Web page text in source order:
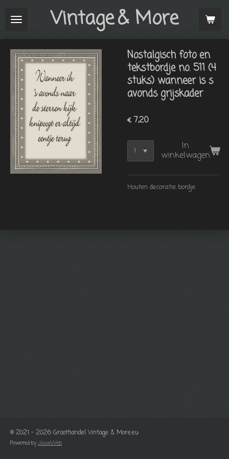
direct
hoofdinhoud
Vintage& More
Nostalgisch foto en
tekstbordje no. 511 (4
stuks) wanneer is s
avonds grijskader
€ 7,20
In
winkelwagen
Houten decoratie bordje
© 2021 - 2026 Groothandel Vintage & More.eu
Powered byJouwWeb